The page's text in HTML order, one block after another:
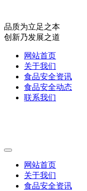
品质为立足之本
创新乃发展之道
网站首页
关于我们
食品安全资讯
食品安全动态
联系我们
网站首页
关于我们
食品安全资讯